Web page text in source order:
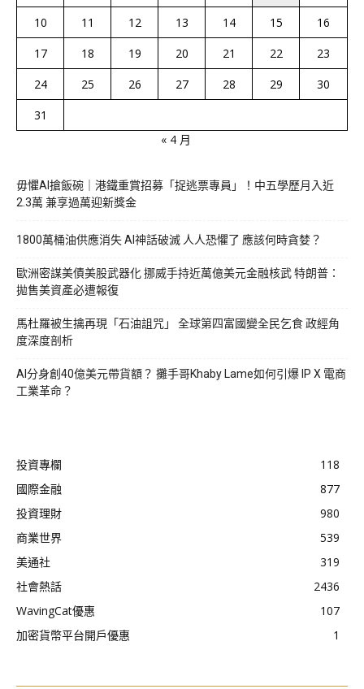
10
11 12 13 14 15
16
17
18 19 20 21 22
23
24
25 26 27 28 29
30
31
« 4 月
毋懼AI搶飯碗｜港鐵重賞招募「捉逃票專員」！中五學歷月入近
2.3萬 兼享過萬迎新獎金
1800萬桶油供應消失 AI神話破滅 人人恐懼了 應該何時貪婪？
歐洲密謀美債美股武器化 挪威手持近萬億美元金融核武 特朗普：
拋售美資產必遭報復
馬杜羅被生擒再現「石油詛咒」 全球第四富國變全民乞食 政經角
度深度剖析
AI分身創40億美元帶貨額？ 攤手哥Khaby Lame如何引爆 IP X 電商
工業革命？
投資專欄
118
國際金融
877
投資理財
980
商業世界
539
美通社
319
社會熱話
2436
WavingCat優惠
107
加密貨幣平台開戶優惠
1